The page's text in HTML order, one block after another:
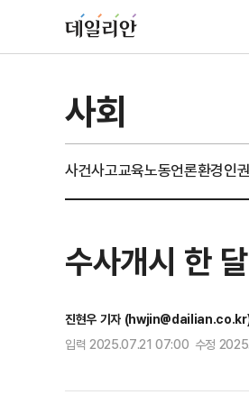
사회
사건사고교육노동언론환경인
수사개시 한
진현우 기자
입력 2025.07.21 07:00 수정